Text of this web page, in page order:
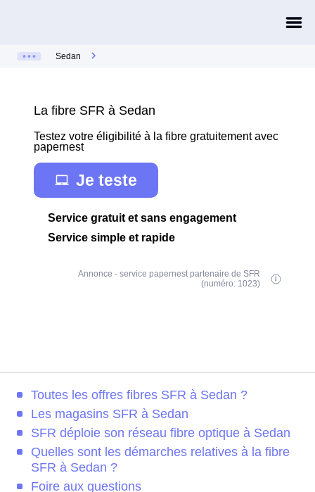
Sedan
La fibre SFR à Sedan
Testez votre éligibilité à la fibre gratuitement avec
papernest
Je teste
Service gratuit et sans engagement
Service simple et rapide
Annonce - service papernest partenaire de SFR
(numéro: 1023)
Toutes les offres fibres SFR à Sedan ?
Les magasins SFR à Sedan
SFR déploie son réseau fibre optique à Sedan
Quelles sont les démarches relatives à la fibre
SFR à Sedan ?
Foire aux questions